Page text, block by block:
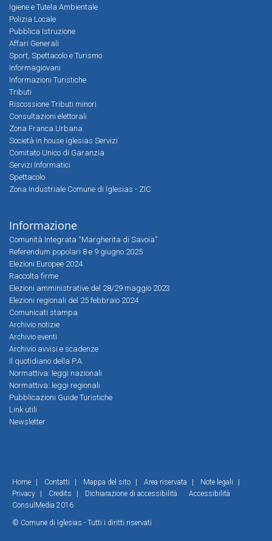
Igiene e Tutela Ambientale
Polizia Locale
Pubblica Istruzione
Affari Generali
Sport, Spettacolo e Turismo
Informagiovani
Informazioni Turistiche
Tributi
Riscossione Tributi minori
Consultazioni elettorali
Zona Franca Urbana
Società in house Iglesias Servizi
Comitato Unico di Garanzia
Servizi Informatici
Spettacolo
Zona Industriale Comune di Iglesias - ZIC
Informazione
Comunità Integrata “Margherita di Savoia”
Referendum popolari 8 e 9 giugno 2025
Elezioni Europee 2024
Raccolta firme
Elezioni amministrative del 28/29 maggio 2023
Elezioni regionali del 25 febbraio 2024
Comunicati stampa
Archivio notizie
Archivio eventi
Archivio avvisi e scadenze
Il quotidiano della P.A.
Normattiva: leggi nazionali
Normattiva: leggi regionali
Pubblicazioni Guide Turistiche
Link utili
Newsletter
Home Contatti Mappa del sito Area riservata Note legali
Privacy
Credits Dichiarazione di accessibilità
Accessibilità
ConsulMedia 2016
© Comune di Iglesias - Tutti i diritti riservati